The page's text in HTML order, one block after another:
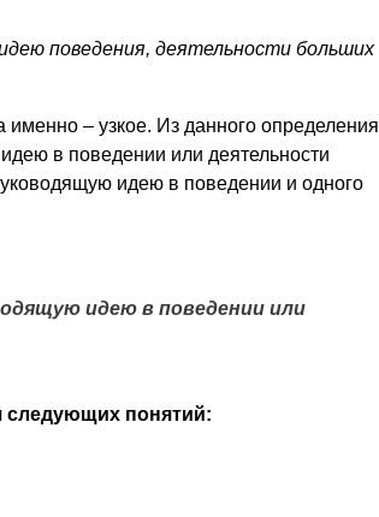
поведения, деятельности больших
– узкое. Из данного определения
в поведении или деятельности
идею в поведении и одного
идею в поведении или
следующих понятий: